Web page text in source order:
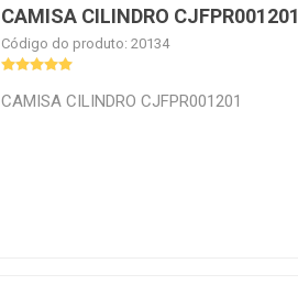
CAMISA CILINDRO CJFPR001201
Código do produto: 20134
CAMISA CILINDRO CJFPR001201